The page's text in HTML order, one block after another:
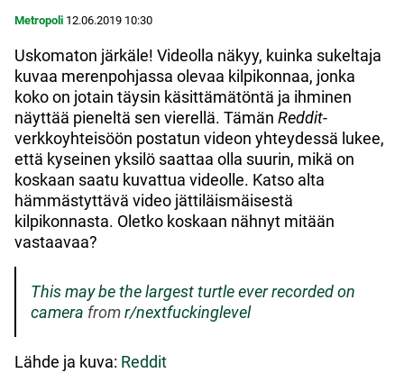
Metropoli 12.06.2019 10:30
Uskomaton järkäle! Videolla näkyy, kuinka sukeltaja
kuvaa merenpohjassa olevaa kilpikonnaa, jonka
koko on jotain täysin käsittämätöntä ja ihminen
näyttää pieneltä sen vierellä. Tämän Reddit-
verkkoyhteisöön postatun videon yhteydessä lukee,
että kyseinen yksilö saattaa olla suurin, mikä on
koskaan saatu kuvattua videolle. Katso alta
hämmästyttävä video jättiläismäisestä
kilpikonnasta. Oletko koskaan nähnyt mitään
vastaavaa?
This may be the largest turtle ever recorded on
camera fromr/nextfuckinglevel
Lähde ja kuva: Reddit